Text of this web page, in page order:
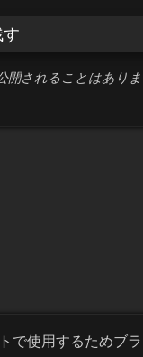
開されることはありま
で使用するためブ